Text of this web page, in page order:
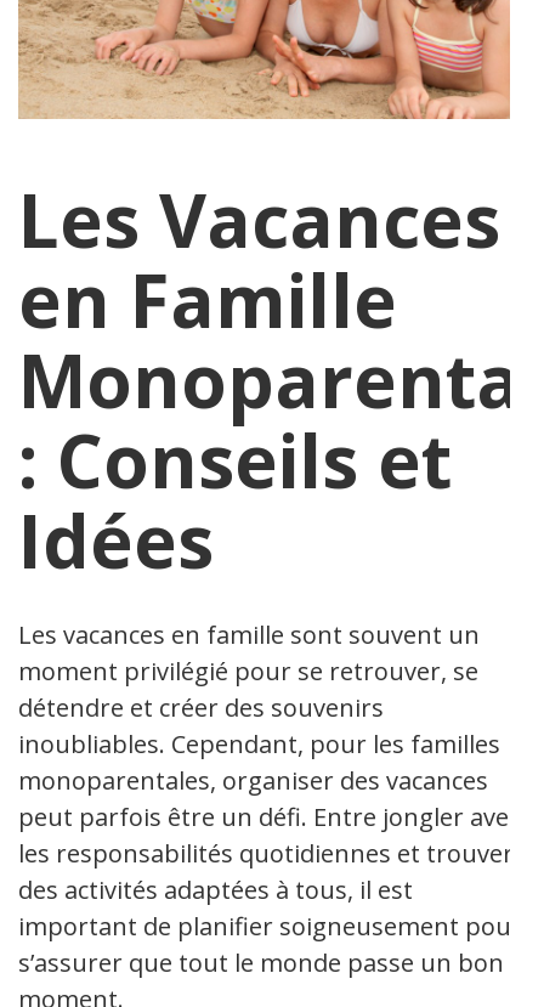
Les Vacances
en Famille
: Conseils et
Idées
Les vacances en famille sont souvent un
moment privilégié pour se retrouver, se
détendre et créer des souvenirs
inoubliables. Cependant, pour les familles
monoparentales, organiser des vacances
peut parfois être un défi. Entre jongler avec
les responsabilités quotidiennes et trouver
des activités adaptées à tous, il est
important de planifier soigneusement pour
s’assurer que tout le monde passe un bon
moment.